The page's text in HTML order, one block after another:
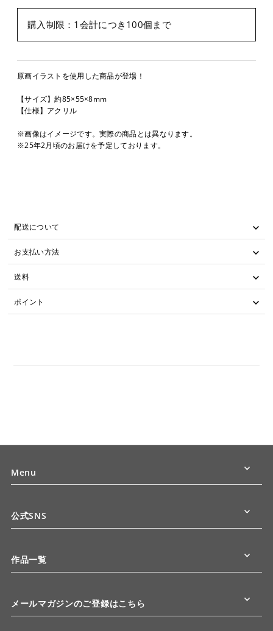
購入制限：1会計につき100個まで
原画イラストを使用した商品が登場！
【サイズ】約85×55×8mm
【仕様】アクリル
※画像はイメージです。実際の商品とは異なります。
※25年2月頃のお届けを予定しております。
配送について
お支払い方法
送料
ポイント
Menu
公式SNS
作品一覧
メールマガジンのご登録はこちら